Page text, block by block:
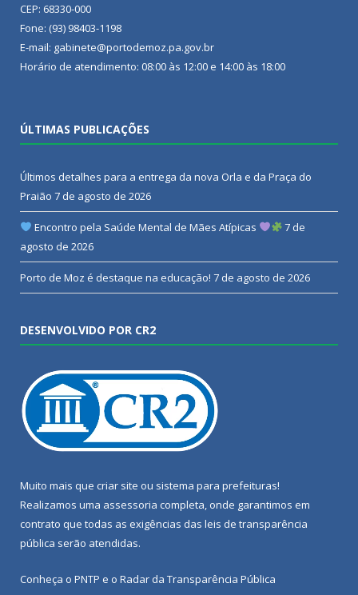
CEP: 68330-000
Fone: (93) 98403-1198
E-mail: gabinete@portodemoz.pa.gov.br
Horário de atendimento: 08:00 às 12:00 e 14:00 às 18:00
ÚLTIMAS PUBLICAÇÕES
Últimos detalhes para a entrega da nova Orla e da Praça do
Praião 7 de agosto de 2026
Encontro pela Saúde Mental de Mães Atípicas
7 de
agosto de 2026
Porto de Moz é destaque na educação! 7 de agosto de 2026
DESENVOLVIDO POR CR2
Muito mais que criar site ou sistema para prefeituras!
Realizamos uma assessoria completa, onde garantimos em
contrato que todas as exigências das leis de transparência
pública serão atendidas.
Conheça o PNTP e o Radar da Transparência Pública